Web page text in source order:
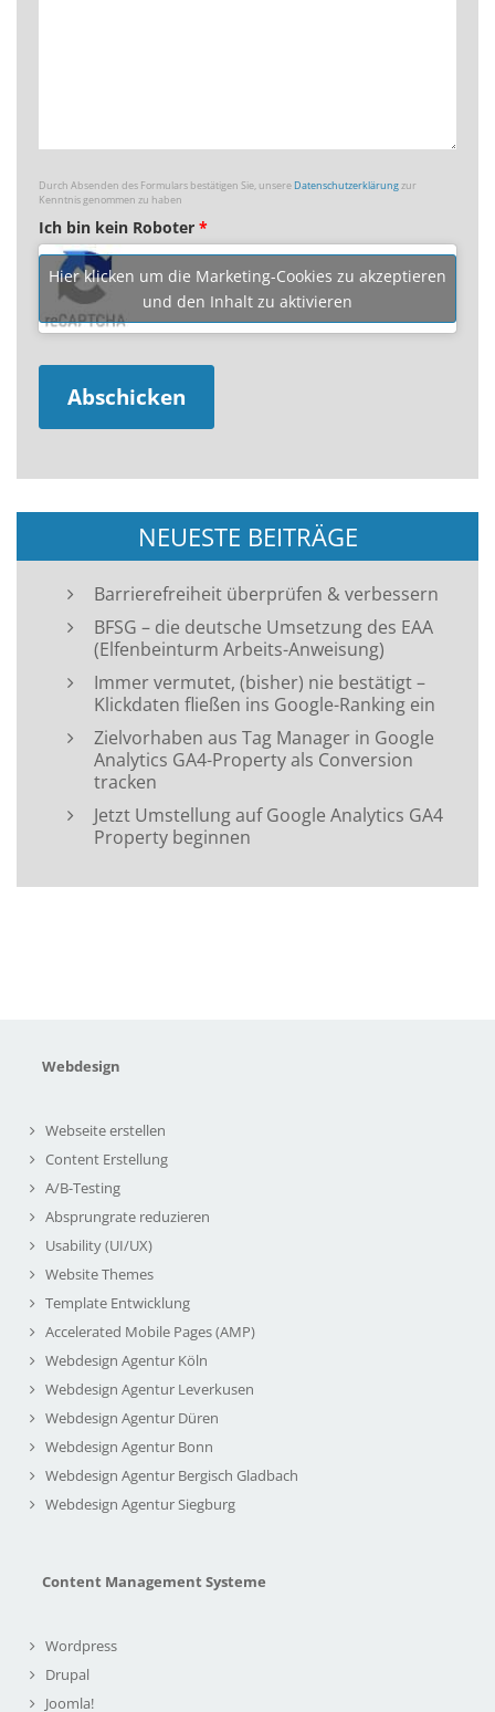
Durch Absenden des Formulars bestätigen Sie, unsereDatenschutzerklärungzur
Kenntnis genommen zu haben
Ich bin kein Roboter *
Hier klicken um die Marketing-Cookies zu akzeptieren
und den Inhalt zu aktivieren
NEUESTE BEITRÄGE
Barrierefreiheit überprüfen & verbessern
BFSG – die deutsche Umsetzung des EAA
(Elfenbeinturm Arbeits-Anweisung)
Immer vermutet, (bisher) nie bestätigt –
Klickdaten fließen ins Google-Ranking ein
Zielvorhaben aus Tag Manager in Google
Analytics GA4-Property als Conversion
tracken
Jetzt Umstellung auf Google Analytics GA4
Property beginnen
Webdesign
Webseite erstellen
Content Erstellung
A/B-Testing
Absprungrate reduzieren
Usability (UI/UX)
Website Themes
Template Entwicklung
Accelerated Mobile Pages (AMP)
Webdesign Agentur Köln
Webdesign Agentur Leverkusen
Webdesign Agentur Düren
Webdesign Agentur Bonn
Webdesign Agentur Bergisch Gladbach
Webdesign Agentur Siegburg
Content Management Systeme
Wordpress
Drupal
Joomla!